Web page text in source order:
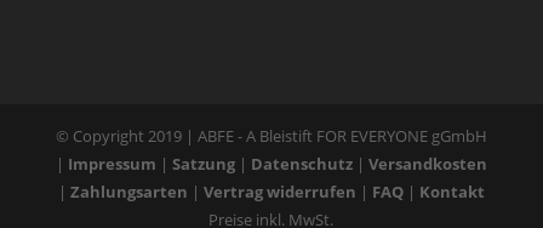
© Copyright 2019 | ABFE - A Bleistift FOR EVERYONE gGmbH
| Impressum | Satzung| Datenschutz| Versandkosten
| Zahlungsarten | Vertrag widerrufen | FAQ| Kontakt
Preise inkl. MwSt.